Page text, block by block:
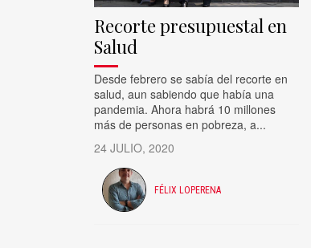
Recorte presupuestal en
Salud
Desde febrero se sabía del recorte en
salud, aun sabiendo que había una
pandemia. Ahora habrá 10 millones
más de personas en pobreza, a...
24 JULIO, 2020
FÉLIX LOPERENA